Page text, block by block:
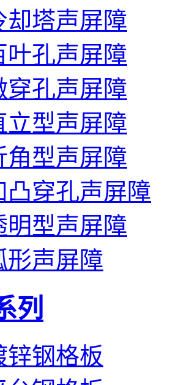
却塔声屏障
叶孔声屏障
穿孔声屏障
立型声屏障
角型声屏障
凸穿孔声屏障
明型声屏障
形声屏障
列
锌钢格板